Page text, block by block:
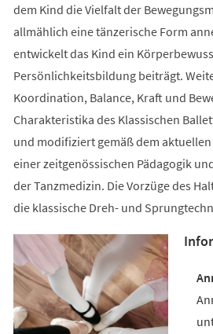
dem Kind die Vielfalt der
allmählich eine tänzerische Form
entwickelt das Kind ein
Persönlichkeitsbildung beiträgt.
Koordination, Balance, Kraft und
Charakteristika des Klassischen
und modifiziert gemäß dem
einer zeitgenössischen Pädagogik
der Tanzmedizin. Die Vorzüge des
die klassische Dreh- und